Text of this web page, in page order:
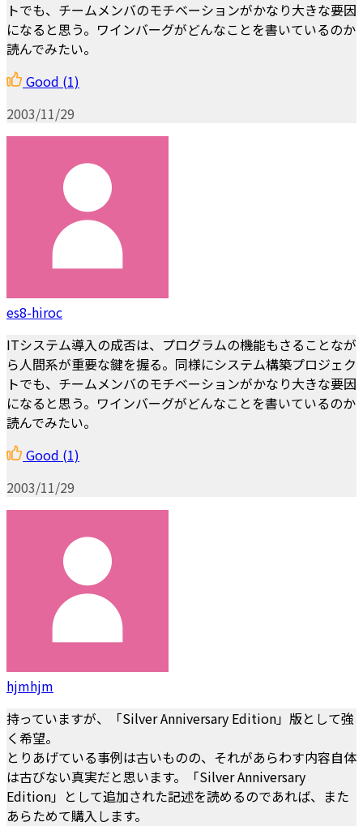
トでも、チームメンバのモチベーションがかなり大きな要因
になると思う。ワインバーグがどんなことを書いているのか
読んでみたい。
Good (1)
2003/11/29
es8-hiroc
ITシステム導入の成否は、プログラムの機能もさることなが
ら人間系が重要な鍵を握る。同様にシステム構築プロジェク
トでも、チームメンバのモチベーションがかなり大きな要因
になると思う。ワインバーグがどんなことを書いているのか
読んでみたい。
Good (1)
2003/11/29
hjmhjm
持っていますが、「Silver Anniversary Edition」版として強
く希望。
とりあげている事例は古いものの、それがあらわす内容自体
は古びない真実だと思います。「Silver Anniversary
Edition」として追加された記述を読めるのであれば、また
あらためて購入します。